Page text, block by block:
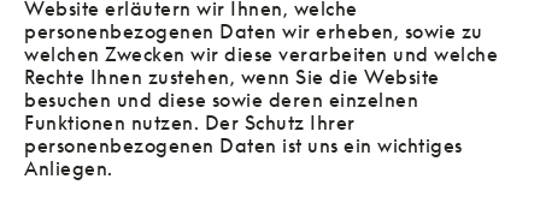
Website erläutern wir Ihnen, welche
personenbezogenen Daten wir erheben, sowie zu
welchen Zwecken wir diese verarbeiten und welche
Rechte Ihnen zustehen, wenn Sie die Website
besuchen und diese sowie deren einzelnen
Funktionen nutzen. Der Schutz Ihrer
personenbezogenen Daten ist uns ein wichtiges
Anliegen.